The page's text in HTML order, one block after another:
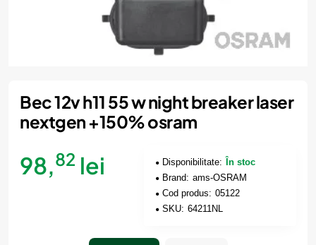
Bec 12v h11 55 w night breaker laser
nextgen +150% osram
98,82 lei Disponibilitate:
În stoc
Brand: ams-OSRAM
Cod produs: 05122
SKU: 64211NL